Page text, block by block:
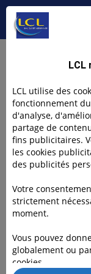
arrière
Je transmets
La
en
faut
Eve GERMAIN
DANS CET ARTICLE
Text Link
LCL
LCL utilise des
fonctionnement
d'analyse,
partage de
fins publicitaires.
les cookies
des publicités
Votre
strictement
moment.
Vous pouvez
globalement ou
cookies.